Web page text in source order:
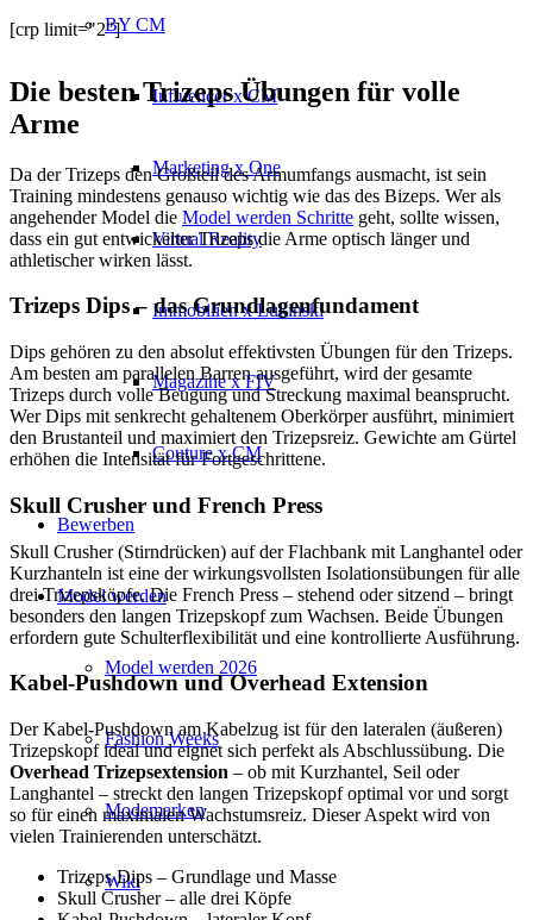
BY CM
Influencer x CM
Marketing x One
Virtual Reality
Immobilien x Lukinski
Magazine x FIV
Couture x CM
Bewerben
Model werden
Model werden 2026
Fashion Weeks
Modemarken
Wiki
[crp limit="2"]
Die besten Trizeps Übungen für volle
Arme
Da der Trizeps den Großteil des Armumfangs ausmacht, ist sein
Training mindestens genauso wichtig wie das des Bizeps. Wer als
angehender Model die Model werden Schritte geht, sollte wissen,
dass ein gut entwickelter Trizeps die Arme optisch länger und
athletischer wirken lässt.
Trizeps Dips – das Grundlagenfundament
Dips gehören zu den absolut effektivsten Übungen für den Trizeps.
Am besten am parallelen Barren ausgeführt, wird der gesamte
Trizeps durch volle Beugung und Streckung maximal beansprucht.
Wer Dips mit senkrecht gehaltenem Oberkörper ausführt, minimiert
den Brustanteil und maximiert den Trizepsreiz. Gewichte am Gürtel
erhöhen die Intensität für Fortgeschrittene.
Skull Crusher und French Press
Skull Crusher (Stirndrücken) auf der Flachbank mit Langhantel oder
Kurzhanteln ist eine der wirkungsvollsten Isolationsübungen für alle
drei Trizepsköpfe. Die French Press – stehend oder sitzend – bringt
besonders den langen Trizepskopf zum Wachsen. Beide Übungen
erfordern gute Schulterflexibilität und eine kontrollierte Ausführung.
Kabel-Pushdown und Overhead Extension
Der Kabel-Pushdown am Kabelzug ist für den lateralen (äußeren)
Trizepskopf ideal und eignet sich perfekt als Abschlussübung. Die
Overhead Trizepsextension – ob mit Kurzhantel, Seil oder
Langhantel – streckt den langen Trizepskopf optimal vor und sorgt
so für einen maximalen Wachstumsreiz. Dieser Aspekt wird von
vielen Trainierenden unterschätzt.
Trizeps Dips – Grundlage und Masse
Skull Crusher – alle drei Köpfe